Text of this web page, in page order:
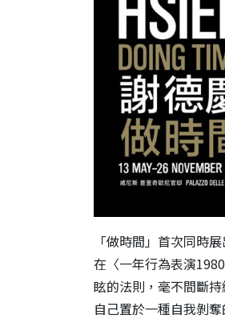
「做時間」首次同時
在〈一年行為表演
眩的法則，毫不間斷
自己置於一種自我剝